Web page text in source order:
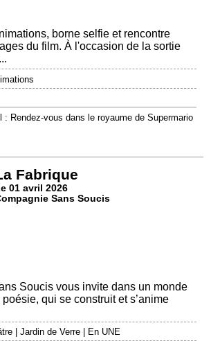
borne selfie et rencontre
du film. À l'occasion de la sortie
: Rendez-vous dans le royaume de Supermario
Fabrique
01 avril 2026
Sans Soucis
Soucis vous invite dans un monde
qui se construit et s’anime
|Jardin de Verre
En UNE